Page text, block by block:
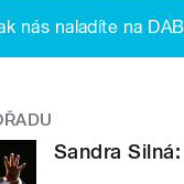
nás naladíte na
Sandra